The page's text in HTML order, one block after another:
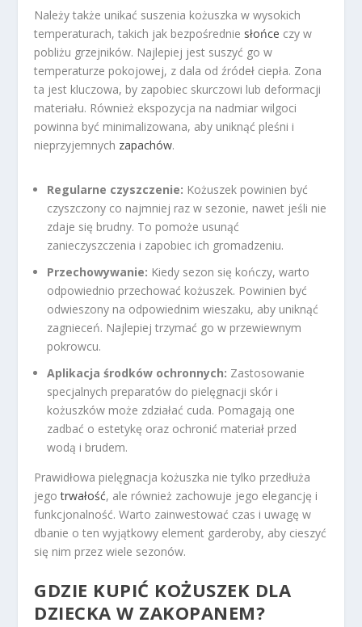
Należy także unikać suszenia kożuszka w wysokich
temperaturach, takich jak bezpośrednie słońce czy w
pobliżu grzejników. Najlepiej jest suszyć go w
temperaturze pokojowej, z dala od źródeł ciepła. Zona
ta jest kluczowa, by zapobiec skurczowi lub deformacji
materiału. Również ekspozycja na nadmiar wilgoci
powinna być minimalizowana, aby uniknąć pleśni i
nieprzyjemnych zapachów.
Regularne czyszczenie: Kożuszek powinien być
czyszczony co najmniej raz w sezonie, nawet jeśli nie
zdaje się brudny. To pomoże usunąć
zanieczyszczenia i zapobiec ich gromadzeniu.
Przechowywanie: Kiedy sezon się kończy, warto
odpowiednio przechować kożuszek. Powinien być
odwieszony na odpowiednim wieszaku, aby uniknąć
zagnieceń. Najlepiej trzymać go w przewiewnym
pokrowcu.
Aplikacja środków ochronnych: Zastosowanie
specjalnych preparatów do pielęgnacji skór i
kożuszków może zdziałać cuda. Pomagają one
zadbać o estetykę oraz ochronić materiał przed
wodą i brudem.
Prawidłowa pielęgnacja kożuszka nie tylko przedłuża
jegotrwałość, ale również zachowuje jego elegancję i
funkcjonalność. Warto zainwestować czas i uwagę w
dbanie o ten wyjątkowy element garderoby, aby cieszyć
się nim przez wiele sezonów.
GDZIE KUPIĆ KOŻUSZEK DLA
DZIECKA W ZAKOPANEM?